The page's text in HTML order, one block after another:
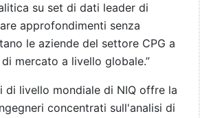
su set di dati leader di
approfondimenti senza
le aziende del settore CPG a
mercato a livello globale.”
di livello mondiale di NIQ offre la
concentrati sull'analisi di